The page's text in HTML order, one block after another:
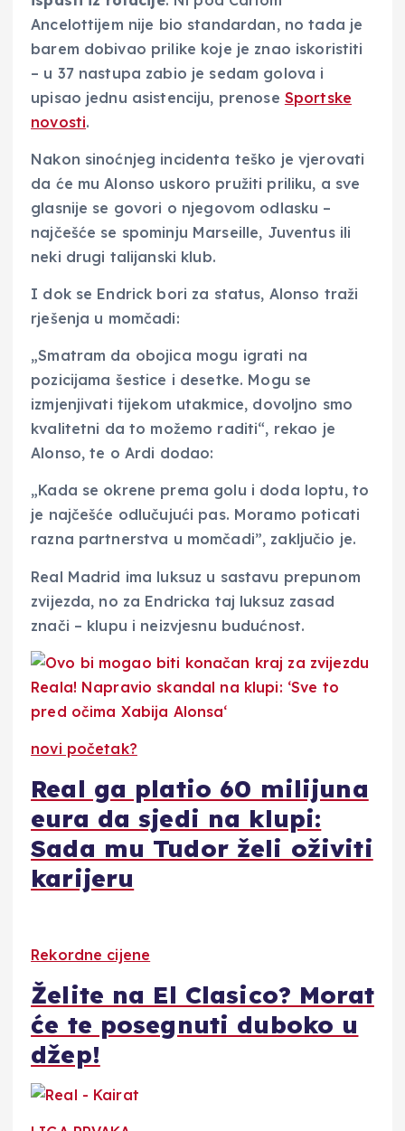
Ancelottijem nije bio standardan, no tada je
barem dobivao prilike koje je znao iskoristiti
– u 37 nastupa zabio je sedam golova i
upisao jednu asistenciju, prenose Sportske
novosti.
Nakon sinoćnjeg incidenta teško je vjerovati
da će mu Alonso uskoro pružiti priliku, a sve
glasnije se govori o njegovom odlasku –
najčešće se spominju Marseille, Juventus ili
neki drugi talijanski klub.
I dok se Endrick bori za status, Alonso traži
rješenja u momčadi:
„Smatram da obojica mogu igrati na
pozicijama šestice i desetke. Mogu se
izmjenjivati tijekom utakmice, dovoljno smo
kvalitetni da to možemo raditi“, rekao je
Alonso, te o Ardi dodao:
„Kada se okrene prema golu i doda loptu, to
je najčešće odlučujući pas. Moramo poticati
razna partnerstva u momčadi”, zaključio je.
Real Madrid ima luksuz u sastavu prepunom
zvijezda, no za Endricka taj luksuz zasad
znači – klupu i neizvjesnu budućnost.
novi početak?
Real ga platio 60 milijuna
eura da sjedi na klupi:
Sada mu Tudor želi oživiti
karijeru
Rekordne cijene
Želite na El Clasico? Morat
će te posegnuti duboko u
džep!